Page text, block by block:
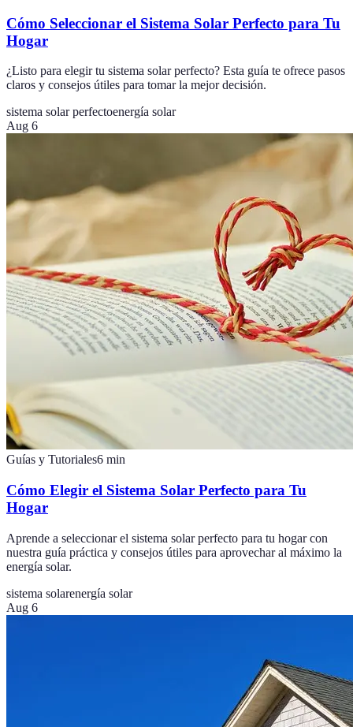
Cómo Seleccionar el Sistema Solar Perfecto para Tu
Hogar
¿Listo para elegir tu sistema solar perfecto? Esta guía te ofrece pasos
claros y consejos útiles para tomar la mejor decisión.
sistema solar perfectoenergía solar
Aug 6
Guías y Tutoriales6 min
Cómo Elegir el Sistema Solar Perfecto para Tu
Hogar
Aprende a seleccionar el sistema solar perfecto para tu hogar con
nuestra guía práctica y consejos útiles para aprovechar al máximo la
energía solar.
sistema solarenergía solar
Aug 6